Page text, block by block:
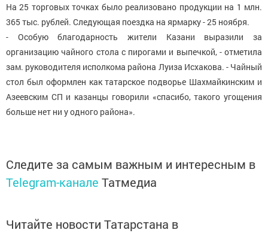
На 25 торговых точках было реализовано продукции на 1 млн.
365 тыс. рублей. Следующая поездка на ярмарку - 25 ноября.
- Особую благодарность жители Казани выразили за
организацию чайного стола с пирогами и выпечкой, - отметила
зам. руководителя исполкома района Луиза Исхакова. - Чайный
стол был оформлен как татарское подворье Шахмайкинским и
Азеевским СП и казанцы говорили «спасибо, такого угощения
больше нет ни у одного района».
Следите за самым важным и интересным в
Telegram-канале Татмедиа
Читайте новости Татарстана в